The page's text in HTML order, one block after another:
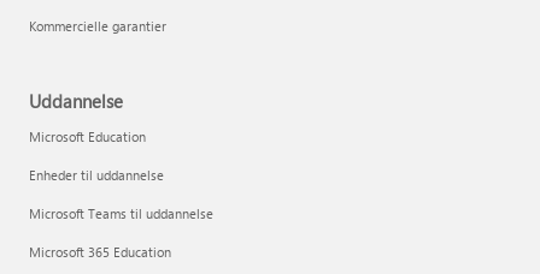
Kommercielle garantier
Uddannelse
Microsoft Education
Enheder til uddannelse
Microsoft Teams til uddannelse
Microsoft 365 Education